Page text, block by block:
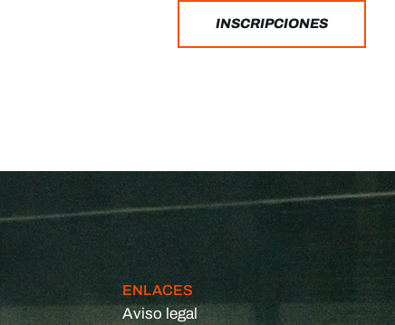
INSCRIPCIONES
ENLACES
Aviso legal